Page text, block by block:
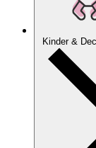
Kinder &